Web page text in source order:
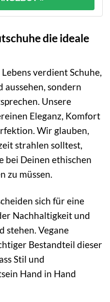
die ideale
verdient Schuhe,
sondern
Unsere
Eleganz, Komfort
Wir glauben,
strahlen solltest,
bei Deinen ethischen
zu müssen.
sich für eine
Nachhaltigkeit und
stehen. Vegane
Bestandteil dieser
Stil und
Hand in Hand